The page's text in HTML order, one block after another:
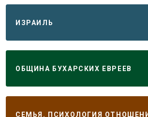
ИЗРАИЛЬ
ОБЩИНА БУХАРСКИХ ЕВРЕЕВ
СЕМЬЯ. ПСИХОЛОГИЯ